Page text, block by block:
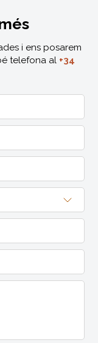
i ens posarem
telefona al +34